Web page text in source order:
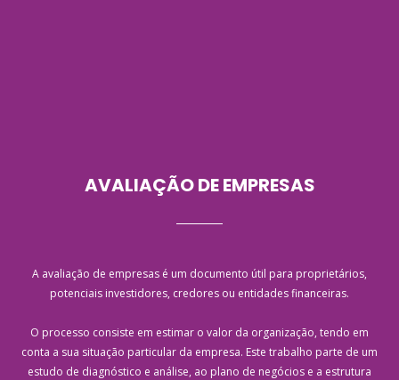
AVALIAÇÃO DE EMPRESAS
A avaliação de empresas é um documento útil para proprietários,
potenciais investidores, credores ou entidades financeiras.
O processo consiste em estimar o valor da organização, tendo em
conta a sua situação particular da empresa. Este trabalho parte de um
estudo de diagnóstico e análise, ao plano de negócios e a estrutura